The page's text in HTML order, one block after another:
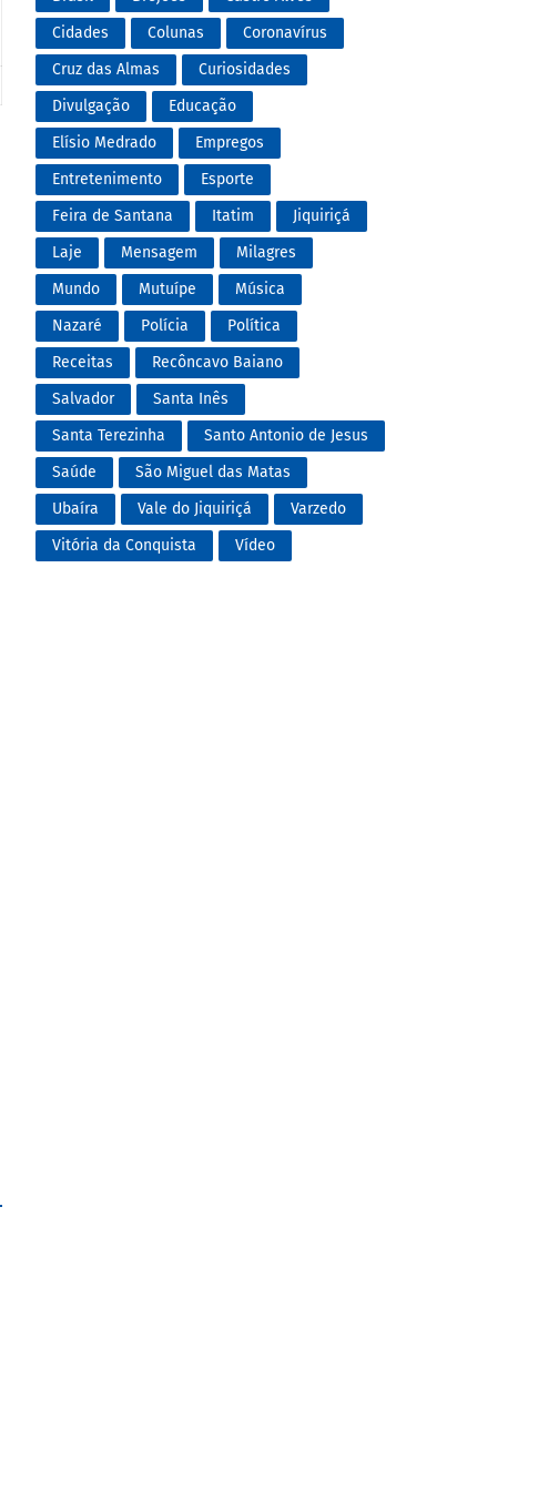
Cidades
Colunas
Coronavírus
Cruz das Almas
Curiosidades
Divulgação
Educação
Elísio Medrado
Empregos
Entretenimento
Esporte
Feira de Santana
Itatim
Jiquiriçá
Laje
Mensagem
Milagres
Mundo
Mutuípe
Música
Nazaré
Polícia
Política
Receitas
Recôncavo Baiano
Salvador
Santa Inês
Santa Terezinha
Santo Antonio de Jesus
Saúde
São Miguel das Matas
Ubaíra
Vale do Jiquiriçá
Varzedo
Vitória da Conquista
Vídeo